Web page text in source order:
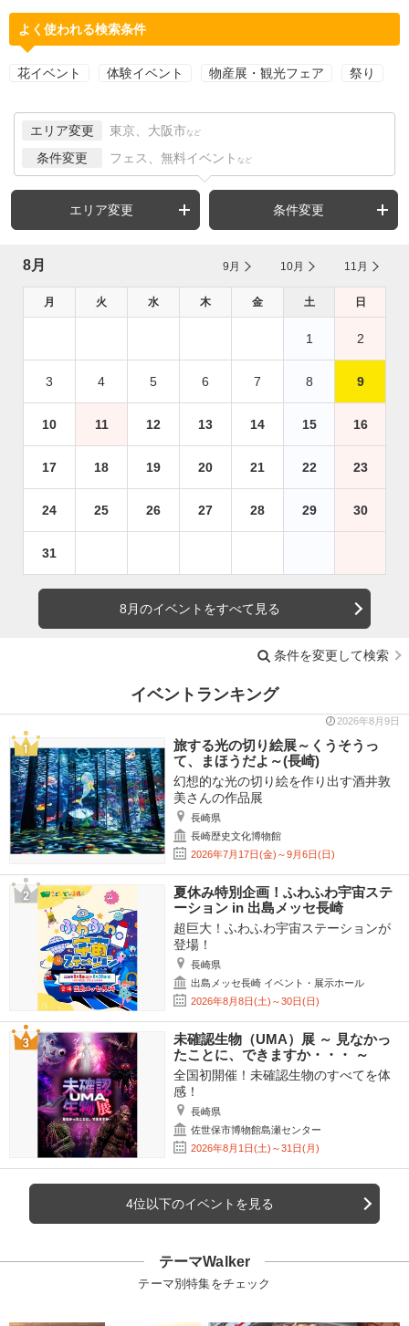
よく使われる検索条件
花イベント 体験イベント 物産展・観光フェア 祭り
エリア変更 東京、大阪市 など
条件変更 フェス、無料イベント など
エリア変更 条件変更
8月 9月 10月 11月
月 火 水 木 金 土 日
1 2
3 4 5 6 7 8 9
10 11 12 13 14 15 16
17 18 19 20 21 22 23
24 25 26 27 28 29 30
31
8月のイベントをすべて見る
条件を変更して検索
イベントランキング
2026年8月9日
旅する光の切り絵展～くうそうっ
て、まほうだよ～(長崎)
幻想的な光の切り絵を作り出す酒井敦
美さんの作品展
長崎県
長崎歴史文化博物館
2026年7月17日(金)～9月6日(日)
夏休み特別企画！ふわふわ宇宙ステ
ーション in 出島メッセ長崎
超巨大！ふわふわ宇宙ステーションが
登場！
長崎県
出島メッセ長崎 イベント・展示ホール
2026年8月8日(土)～30日(日)
未確認生物（UMA）展 ～ 見なかっ
たことに、できますか・・・ ～
全国初開催！未確認生物のすべてを体
感！
長崎県
佐世保市博物館島瀬センター
2026年8月1日(土)～31日(月)
4位以下のイベントを見る
テーマWalker
テーマ別特集をチェック